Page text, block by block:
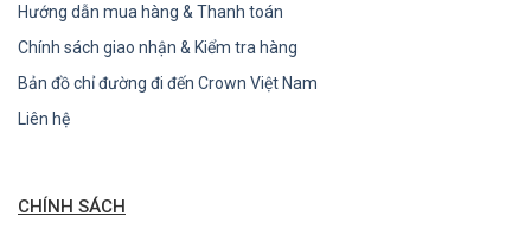
Hướng dẫn mua hàng & Thanh toán
Chính sách giao nhận & Kiểm tra hàng
Bản đồ chỉ đường đi đến Crown Việt Nam
Liên hệ
CHÍNH SÁCH